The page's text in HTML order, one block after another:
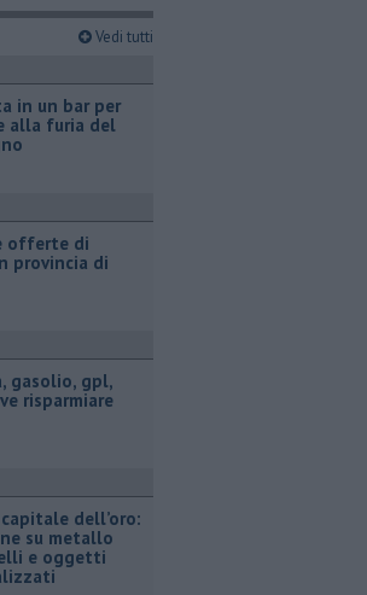
Vedi tutti
in un bar per
alla furia del
offerte di
provincia di
gasolio, gpl,
risparmiare
dell’oro:
su metallo
e oggetti